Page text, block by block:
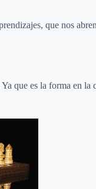
que nos
que es la forma en la